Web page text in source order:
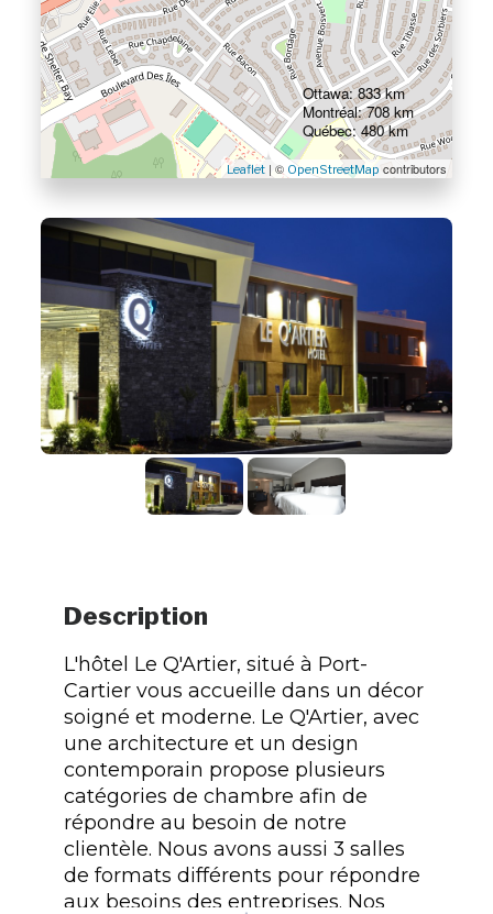
Leaflet| © OpenStreetMap contributors
Ottawa: 833 km
Montréal: 708 km
Québec: 480 km
Description
L'hôtel Le Q'Artier, situé à Port-
Cartier vous accueille dans un décor
soigné et moderne. Le Q'Artier, avec
une architecture et un design
contemporain propose plusieurs
catégories de chambre afin de
répondre au besoin de notre
clientèle. Nous avons aussi 3 salles
de formats différents pour répondre
aux besoins des entreprises. Nos